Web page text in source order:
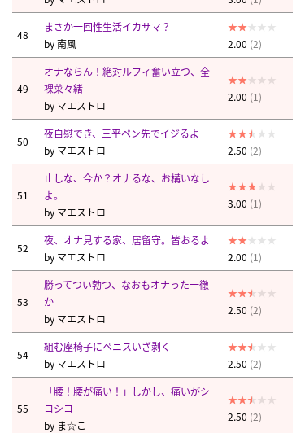
48
まさか一回性生活イカサマ？
by南風 2.00 (2)
49
オナならん！絶対ルフィ奮い立つ、全
裸菜々緒
by マエストロ
2.00 (1)
50
夜自慰でき、三平ペン先でイジるよ
by マエストロ 2.50 (2)
51
止しな、今か？オナるな、お構いなし
よ。
by マエストロ
3.00 (1)
52
夜、オナ見する家、居留守。皆おるよ
by マエストロ 2.00 (1)
53
勝ってつい勃つ、なおもオナった一徹
か
by マエストロ
2.50 (2)
54
組む座椅子にペニスいざ剥く
by マエストロ 2.50 (2)
55
「腰！腰が痛い！」しかし、痛いがシ
コシコ
by ま☆こ
2.50 (2)